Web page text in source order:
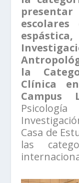
presentar
la
Clínica
Campus
Casa de
las